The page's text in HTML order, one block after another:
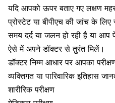
यदि आपको ऊपर बताए गए लक्षण
प्रोस्टेट या बीपीएच की जांच के लिए
समय दर्द या जलन हो रही है या आप
ऐसे में अपने डॉक्टर से तुरंत मिलें।
डॉक्टर निम्म आधार पर आपका
व्यक्तिगत या पारिवारिक इतिहास
शारीरिक परीक्षण